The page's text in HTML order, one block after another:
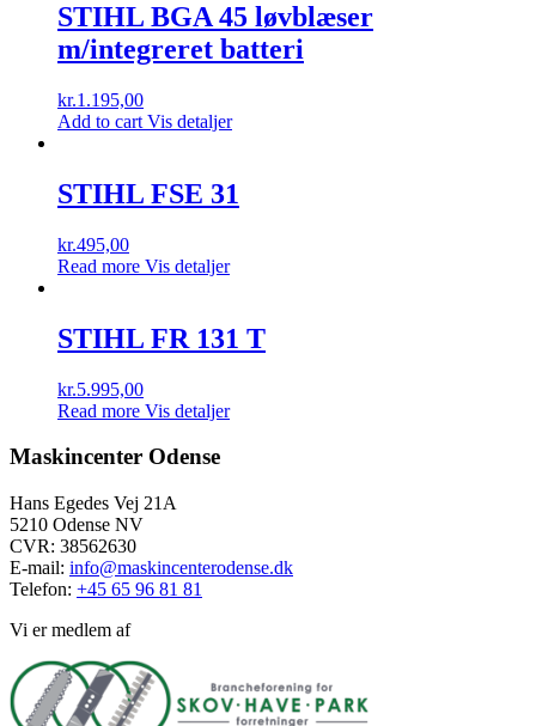
STIHL BGA 45 løvblæser
m/integreret batteri
kr.1.195,00
Add to cart Vis detaljer
STIHL FSE 31
kr.495,00
Read more Vis detaljer
STIHL FR 131 T
kr.5.995,00
Read more Vis detaljer
Maskincenter Odense
Hans Egedes Vej 21A
5210 Odense NV
CVR: 38562630
E-mail: info@maskincenterodense.dk
Telefon: +45 65 96 81 81
Vi er medlem af